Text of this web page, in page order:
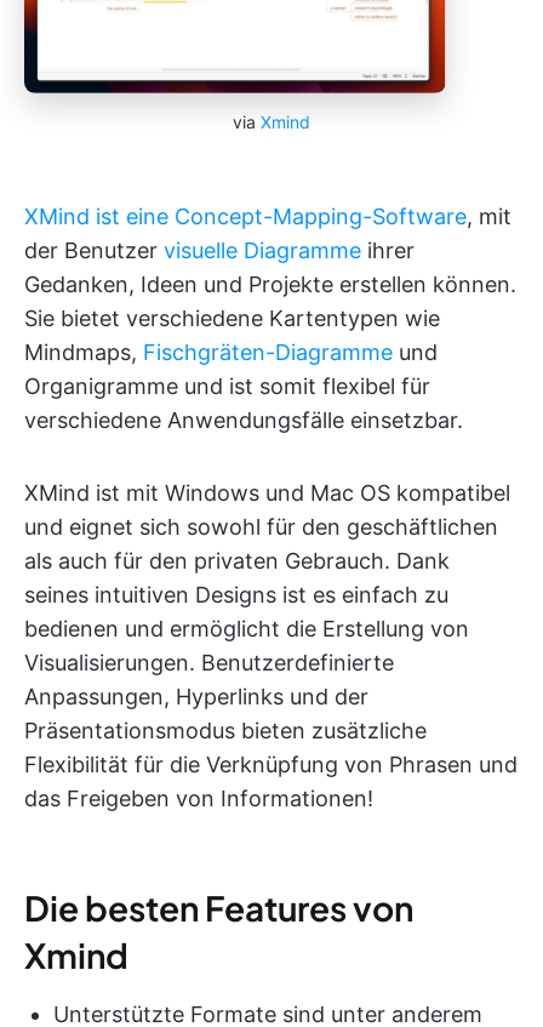
via Xmind
XMind ist eine Concept-Mapping-Software, mit
der Benutzer visuelle Diagramme ihrer
Gedanken, Ideen und Projekte erstellen können.
Sie bietet verschiedene Kartentypen wie
Mindmaps, Fischgräten-Diagramme und
Organigramme und ist somit flexibel für
verschiedene Anwendungsfälle einsetzbar.
XMind ist mit Windows und Mac OS kompatibel
und eignet sich sowohl für den geschäftlichen
als auch für den privaten Gebrauch. Dank
seines intuitiven Designs ist es einfach zu
bedienen und ermöglicht die Erstellung von
Visualisierungen. Benutzerdefinierte
Anpassungen, Hyperlinks und der
Präsentationsmodus bieten zusätzliche
Flexibilität für die Verknüpfung von Phrasen und
das Freigeben von Informationen!
Die besten Features von
Xmind
Unterstützte Formate sind unter anderem